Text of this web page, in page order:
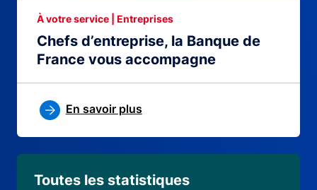
Chefs d’entreprise, la Banque de
France vous accompagne
À votre service | Entreprises
En savoir plus
Toutes les statistiques